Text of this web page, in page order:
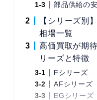
部品供給の
【シリーズ別
相場一覧
高価買取が期
リーズと特徴
Fシリーズ
AFシリーズ
EGシリーズ